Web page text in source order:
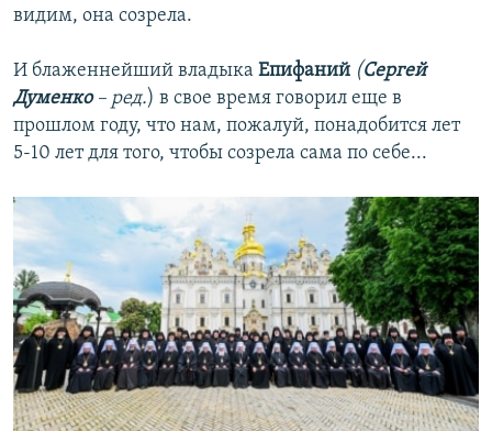
видим, она созрела.
И блаженнейший владыка Епифаний (Сергей
Думенко– ред.) в свое время говорил еще в
прошлом году, что нам, пожалуй, понадобится лет
5-10 лет для того, чтобы созрела сама по себе...